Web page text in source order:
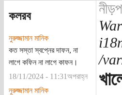
কলরব
নুরুজ্জামান মানিক
কত সস্তা স্বপ্নের দাফন, না
লাগে কফিন না লাগে কাফন।
18/11/2024 - 11:31অপরাহ্ন
নুরুজ্জামান মানিক
/